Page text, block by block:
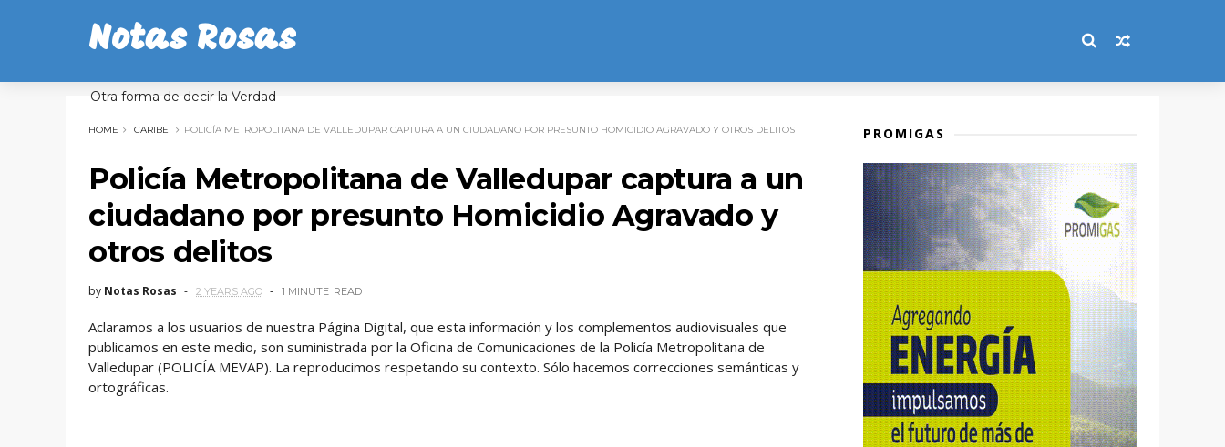
Notas Rosas
Otra forma de decir la Verdad
HOME CARIBE POLICÍA METROPOLITANA DE VALLEDUPAR CAPTURA A UN CIUDADANO POR PRESUNTO HOMICIDIO AGRAVADO Y OTROS DELITOS
Policía Metropolitana de Valledupar captura a un
ciudadano por presunto Homicidio Agravado y
otros delitos
by Notas Rosas 2 YEARS AGO 1 MINUTE READ
Aclaramos a los usuarios de nuestra Página Digital, que esta información y los complementos audiovisuales que
publicamos en este medio, son suministrada por la Oficina de Comunicaciones de la Policía Metropolitana de
Valledupar (POLICÍA MEVAP). La reproducimos respetando su contexto. Sólo hacemos correcciones semánticas y
ortográficas.
PROMIGAS